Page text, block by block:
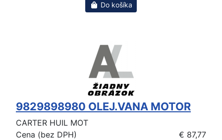
Do košíka
9829898980 OLEJ.VANA MOTOR
CARTER HUIL MOT
Cena (bez DPH)
€ 87,77